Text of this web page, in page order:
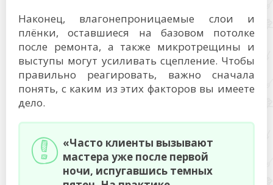
Наконец, влагонепроницаемые слои и
плёнки, оставшиеся на базовом потолке
после ремонта, а также микротрещины и
выступы могут усиливать сцепление. Чтобы
правильно реагировать, важно сначала
понять, с каким из этих факторов вы имеете
дело.
«Часто клиенты вызывают
мастера уже после первой
ночи, испугавшись темных